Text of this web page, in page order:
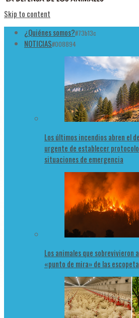
Skip to content
¿Quiénes somos?#73b13c
NOTICIAS#008894
Los últimos incendios abren el
urgente de establecer
situaciones de emergencia
Los animales que sobrevivieron
«punto de mira» de las